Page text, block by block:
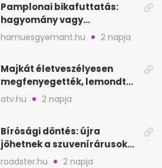
Pamplonai bikafuttatás:
hagyomány vagy
értelmetlen vérontás?
hamuesgyemant.hu 2 napja
Majkát életveszélyesen
megfenyegették, lemondta
a sepsiszentgyörgyi
atv.hu 2 napja
Bírósági döntés: újra
jöhetnek a szuvenírárusok
Európa ikonikus helyére
roadster.hu 2 napja